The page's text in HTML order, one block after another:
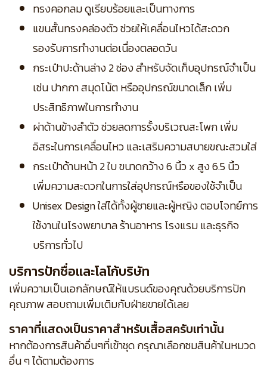
ทรงคอกลม ดูเรียบร้อยและเป็นทางการ
แขนสั้นทรงคล่องตัว ช่วยให้เคลื่อนไหวได้สะดวก
รองรับการทำงานต่อเนื่องตลอดวัน
กระเป๋าปะด้านล่าง 2 ช่อง สำหรับจัดเก็บอุปกรณ์จำเป็น
เช่น ปากกา สมุดโน้ต หรืออุปกรณ์ขนาดเล็ก เพิ่ม
ประสิทธิภาพในการทำงาน
ผ่าด้านข้างลำตัว ช่วยลดการรั้งบริเวณสะโพก เพิ่ม
อิสระในการเคลื่อนไหว และเสริมความสบายขณะสวมใส่
กระเป๋าด้านหน้า 2 ใบ ขนาดกว้าง 6 นิ้ว x สูง 6.5 นิ้ว
เพิ่มความสะดวกในการใส่อุปกรณ์หรือของใช้จำเป็น
Unisex Design ใส่ได้ทั้งผู้ชายและผู้หญิง ตอบโจทย์การ
ใช้งานในโรงพยาบาล ร้านอาหาร โรงแรม และธุรกิจ
บริการทั่วไป
บริการปักชื่อและโลโก้บริษัท
เพิ่มความเป็นเอกลักษณ์ให้แบรนด์ของคุณด้วยบริการปัก
คุณภาพ สอบถามเพิ่มเติมกับฝ่ายขายได้เลย
ราคาที่แสดงเป็นราคาสำหรับเสื้อสครับเท่านั้น
หากต้องการสินค้าอื่นๆที่เข้าชุด กรุณาเลือกชมสินค้าในหมวด
อื่น ๆ ได้ตามต้องการ